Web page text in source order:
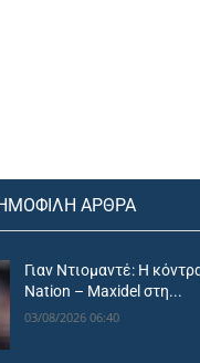
ΑΡΘΡΑ
Γιαν Ντιομαντέ: Η
Nation – Maxidel στη...
03/08/2026 06:40